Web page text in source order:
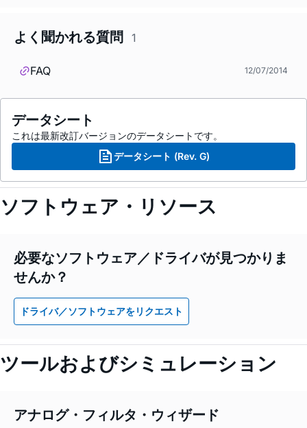
よく聞かれる質問 1
FAQ 12/07/2014
データシート
これは最新改訂バージョンのデータシートです。
データシート (Rev. G)
ソフトウェア・リソース
必要なソフトウェア／ドライバが見つかりま
せんか？
ドライバ／ソフトウェアをリクエスト
ツールおよびシミュレーション
アナログ・フィルタ・ウィザード